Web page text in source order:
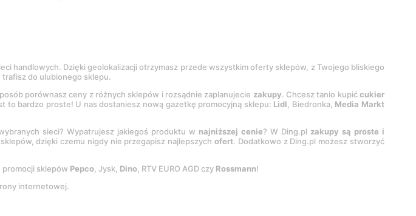
handlowych. Dzięki geolokalizacji otrzymasz przede wszystkim oferty sklepów, z Twojego bliskiego
do ulubionego sklepu.
porównasz ceny z różnych sklepów i rozsądnie zaplanujecie zakupy. Chcesz tanio kupićcukier
to bardzo proste! U nas dostaniesz nową gazetkę promocyjną sklepu: Lidl, Biedronka, Media Markt
sieci? Wypatrujesz jakiegoś produktu w najniższej cenie? W Ding.pl zakupy są proste i
dzięki czemu nigdy nie przegapisz najlepszychofert. Dodatkowo z Ding.pl możesz stworzyć
promocji sklepów Pepco, Jysk, Dino, RTV EURO AGD czy Rossmann!
internetowej.